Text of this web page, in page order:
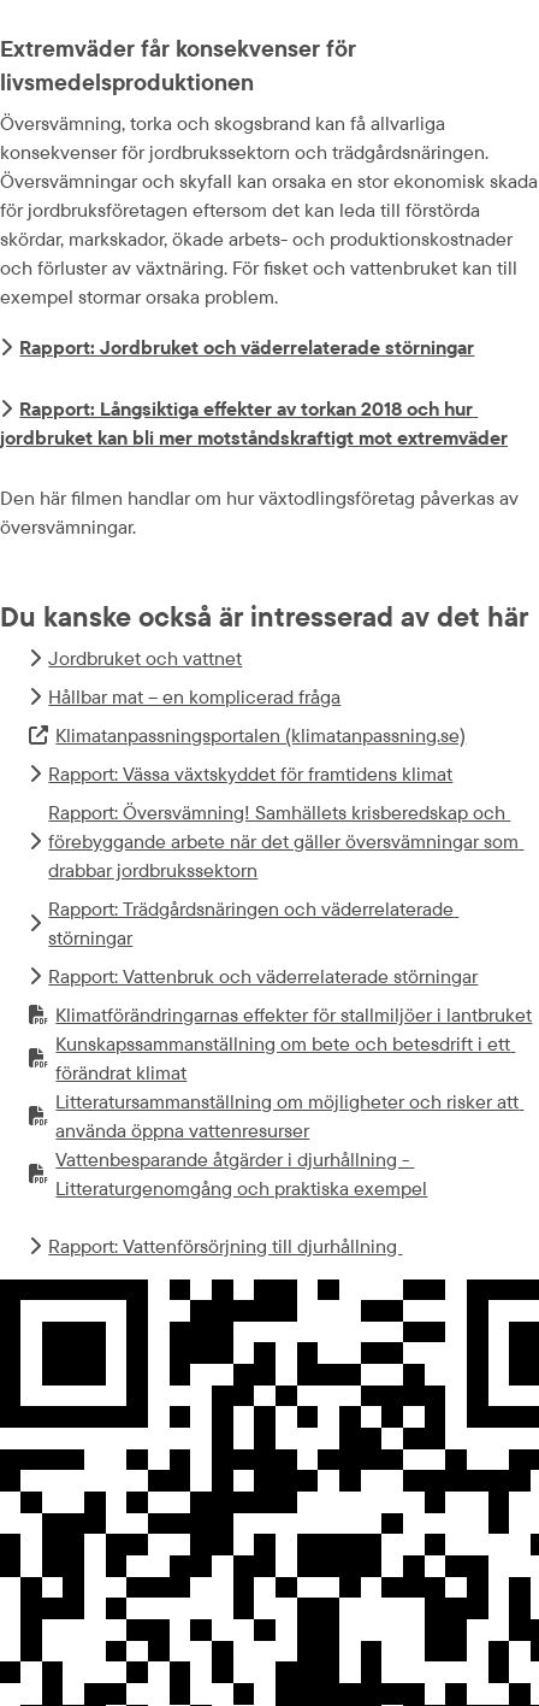
Extremväder får konsekvenser för
livsmedelsproduktionen
Översvämning, torka och skogsbrand kan få allvarliga
konsekvenser för jordbrukssektorn och trädgårdsnäringen.
Översvämningar och skyfall kan orsaka en stor ekonomisk skada
för jordbruksföretagen eftersom det kan leda till förstörda
skördar, markskador, ökade arbets- och produktionskostnader
och förluster av växtnäring. För fisket och vattenbruket kan till
exempel stormar orsaka problem.
Rapport: Jordbruket och väderrelaterade störningar
Rapport: Långsiktiga effekter av torkan 2018 och hur
jordbruket kan bli mer motståndskraftigt mot extremväder
Den här filmen handlar om hur växtodlingsföretag påverkas av
översvämningar.
Du kanske också är intresserad av det här
Jordbruket och vattnet
Hållbar mat – en komplicerad fråga
Extern länk.
Klimatanpassningsportalen (klimatanpassning.se)
Rapport: Vässa växtskyddet för framtidens klimat
Rapport: Översvämning! Samhällets krisberedskap och
förebyggande arbete när det gäller översvämningar som
drabbar jordbrukssektorn
Rapport: Trädgårdsnäringen och väderrelaterade
störningar
Rapport: Vattenbruk och väderrelaterade störningar
PDF-fil.
Klimatförändringarnas effekter för stallmiljöer i lantbruket
pdf, 2.9 MB.
PDF-fil.
Kunskapssammanställning om bete och betesdrift i ett
förändrat klimat
pdf, 181.2 kB.
PDF-fil.
Litteratursammanställning om möjligheter och risker att
använda öppna vattenresurser
pdf, 193.6 kB.
PDF-fil.
Vattenbesparande åtgärder i djurhållning -
Litteraturgenomgång och praktiska exempel
pdf, 420.5 kB.
Rapport: Vattenförsörjning till djurhållning